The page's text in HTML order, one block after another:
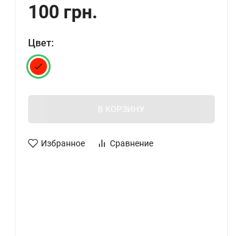
100 грн.
Цвет:
В КОРЗИНУ
Избранное Сравнение